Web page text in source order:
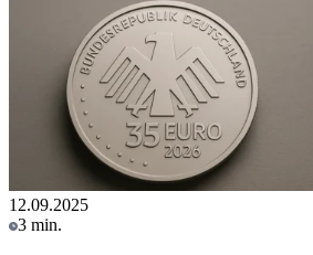
12.09.2025
3 min.